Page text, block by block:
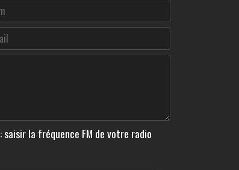
saisir la fréquence FM de votre radio